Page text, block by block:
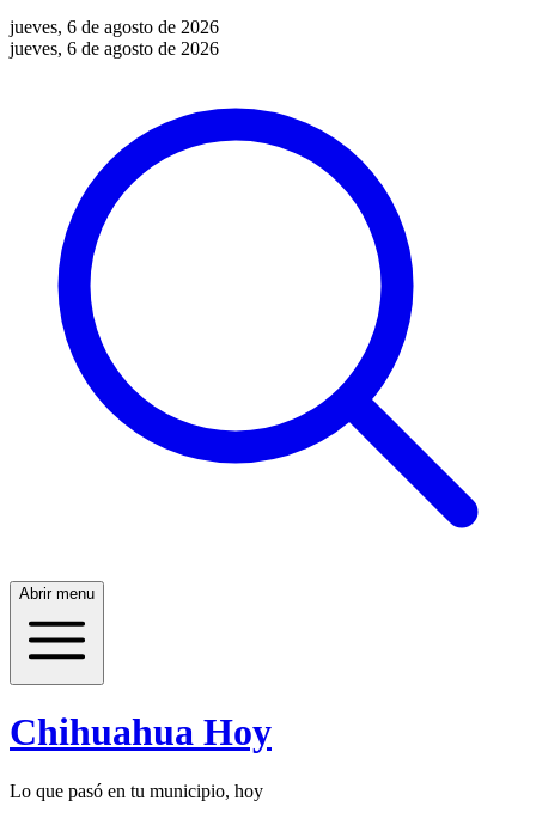
jueves, 6 de agosto de 2026
jueves, 6 de agosto de 2026
Abrir menu
Chihuahua Hoy
Lo que pasó en tu municipio, hoy